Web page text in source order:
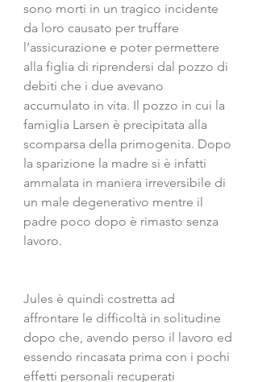
sono morti in un tragico incidente
da loro causato per truffare
l’assicurazione e poter permettere
alla figlia di riprendersi dal pozzo di
debiti che i due avevano
accumulato in vita. Il pozzo in cui la
famiglia Larsen è precipitata alla
scomparsa della primogenita. Dopo
la sparizione la madre si è infatti
ammalata in maniera irreversibile di
un male degenerativo mentre il
padre poco dopo è rimasto senza
lavoro.
Jules è quindi costretta ad
affrontare le difficoltà in solitudine
dopo che, avendo perso il lavoro ed
essendo rincasata prima con i pochi
effetti personali recuperati